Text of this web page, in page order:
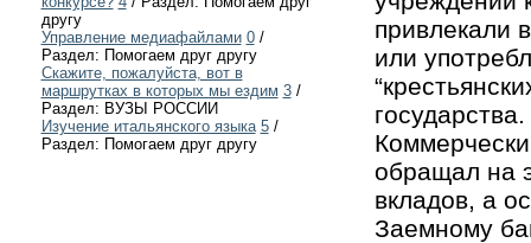
другу
Управление медиафайлами 0/
Раздел: Помогаем друг другу
Скажите, пожалуйста, вот в
маршрутках в которых мы ездим 3/
Раздел: ВУЗЫ РОССИИ
Изучение итальянского языка 5/
Раздел: Помогаем друг другу
привлекали
или
обращал на
вкладов, а
Заемному